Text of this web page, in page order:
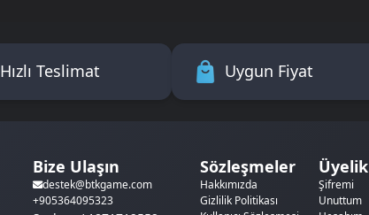
Hızlı Teslimat Uygun Fiyat
Bize Ulaşın
destek@btkgame.com
+905364095323
Sözleşmeler
Hakkımızda
Gizlilik Politikası
Üyelik
Şifremi
Unuttum